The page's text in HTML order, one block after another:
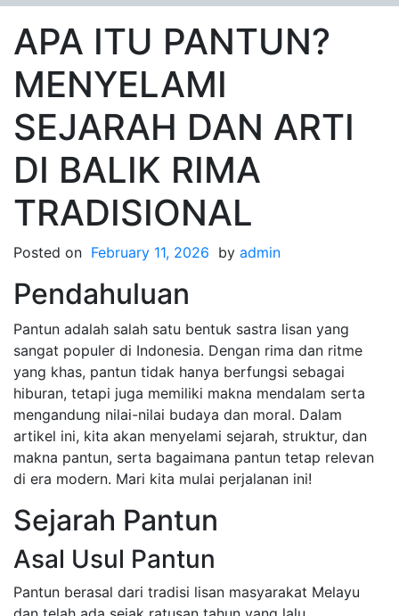
APA ITU PANTUN?
MENYELAMI
SEJARAH DAN ARTI
DI BALIK RIMA
TRADISIONAL
Posted on February 11, 2026 by admin
Pendahuluan
Pantun adalah salah satu bentuk sastra lisan yang
sangat populer di Indonesia. Dengan rima dan ritme
yang khas, pantun tidak hanya berfungsi sebagai
hiburan, tetapi juga memiliki makna mendalam serta
mengandung nilai-nilai budaya dan moral. Dalam
artikel ini, kita akan menyelami sejarah, struktur, dan
makna pantun, serta bagaimana pantun tetap relevan
di era modern. Mari kita mulai perjalanan ini!
Sejarah Pantun
Asal Usul Pantun
Pantun berasal dari tradisi lisan masyarakat Melayu